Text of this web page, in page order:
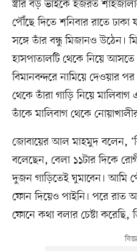
স্ত্রীর বড় ভাইকে হজরত
পৌঁছে দিতে শনিবার রাতে
সঙ্গে তাঁর বন্ধু মিজানও উঠেন।
হাসপাতালটি থেকে নিয়ে আসতে
বিমানবন্দরে নামিয়ে দেওয়ার
থেকে তাঁরা গাড়ি নিয়ে
তাঁকে মালিবাগ থেকে
জোবায়ের আল মাহমুদ বলেন,
বলেছেন, বেলা ১১টার দিকে
দুজন গাড়িতেই ঘুমাবেন। আমি
ফোন দিয়েও পাইনি। পরে রাত
ফোনে কথা বলার চেষ্টা